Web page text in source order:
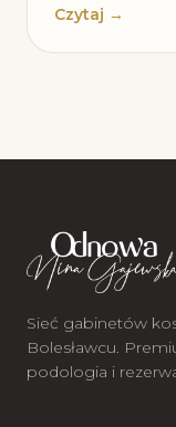
Czytaj →
Sieć gabinetów
Bolesławcu.
podologia i